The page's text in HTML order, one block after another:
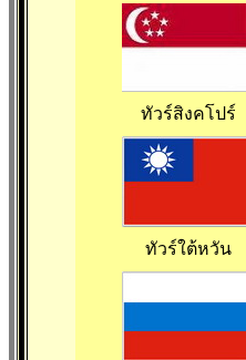
ทัวร์สิงคโปร
ทัวร์ใต้หวัน